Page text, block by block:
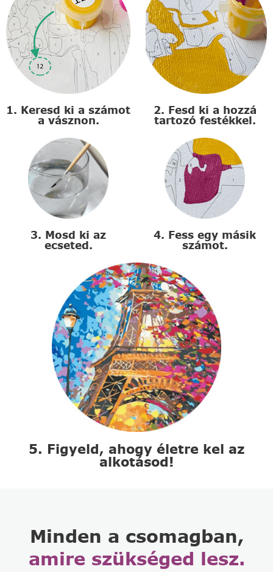
1. Keresd ki a számot
a vásznon.
2. Fesd ki a hozzá
tartozó festékkel.
3. Mosd ki az
ecseted.
4. Fess egy másik
számot.
5. Figyeld, ahogy életre kel az
alkotásod!
Minden a csomagban,
amire szükséged lesz.